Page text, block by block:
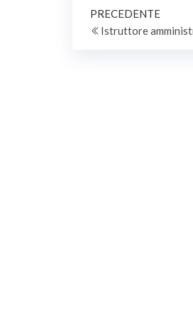
Navigazione
articoli
Articolo
precedente
PRECEDENTE
Istruttore